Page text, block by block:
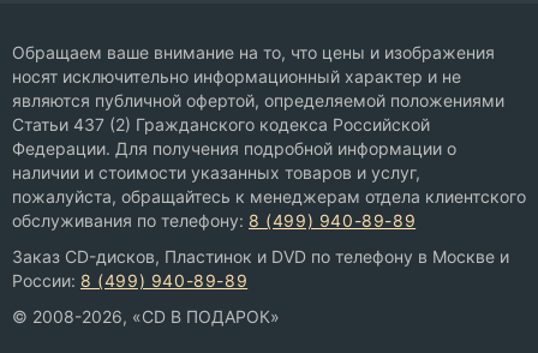
Обращаем ваше внимание на то, что цены и изображения
носят исключительно информационный характер и не
являются публичной офертой, определяемой положениями
Статьи 437 (2) Гражданского кодекса Российской
Федерации. Для получения подробной информации о
наличии и стоимости указанных товаров и услуг,
пожалуйста, обращайтесь к менеджерам отдела клиентского
обслуживания по телефону: 8 (499) 940-89-89
Заказ CD-дисков, Пластинок и DVD по телефону в Москве и
России: 8 (499) 940-89-89
© 2008-2026, «CD В ПОДАРОК»